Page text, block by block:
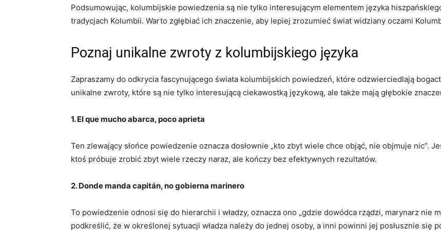
Podsumowując, kolumbijskie powiedzenia są nie‌ tylko interesującym ‌elementem języka
tradycjach Kolumbii. ​Warto zgłębiać ich znaczenie,‍ aby ​lepiej zrozumieć świat⁣ widziany oczami
Poznaj unikalne ​zwroty z kolumbijskiego języka
Zapraszamy do⁢ odkrycia fascynującego świata kolumbijskich ⁣powiedzeń, które odzwierciedlają
unikalne zwroty,⁣ które ⁤są nie tylko interesującą ciekawostką językową, ale także mają głębokie​
1. El que mucho ⁢abarca, poco aprieta
Ten zlewający​ słońce powiedzenie⁣ oznacza dosłownie „kto ⁤zbyt ‍wiele⁣ chce objąć, nie⁢ objmuje ‌nic”.
ktoś​ próbuje zrobić ​zbyt wiele rzeczy naraz, ale kończy bez efektywnych rezultatów.
2. ⁣Donde manda​ capitán, no gobierna marinero
To powiedzenie ⁢odnosi‍ się do hierarchii i władzy, ⁢oznacza ono „gdzie ‍dowódca rządzi, marynarz nie
podkreślić, że w ⁢określonej ​sytuacji władza należy ⁣do jednej osoby, a inni powinni jej posłusznie‍ się